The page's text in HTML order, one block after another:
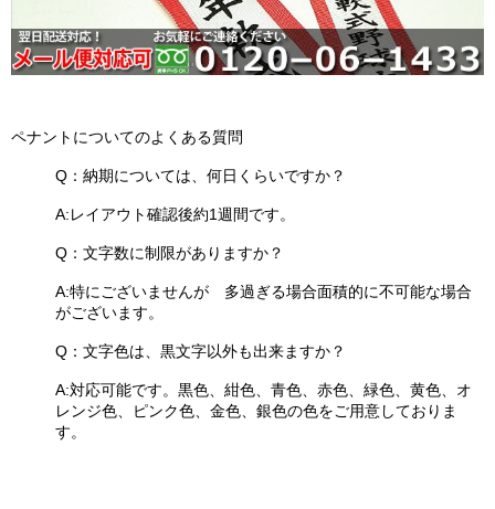
ペナントについてのよくある質問
Q：納期については、何日くらいですか？
A:レイアウト確認後約1週間です。
Q：文字数に制限がありますか？
A:特にございませんが 多過ぎる場合面積的に不可能な場合
がございます。
Q：文字色は、黒文字以外も出来ますか？
A:対応可能です。黒色、紺色、青色、赤色、緑色、黄色、オ
レンジ色、ピンク色、金色、銀色の色をご用意しておりま
す。